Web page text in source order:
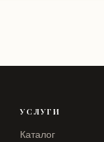
УСЛУГИ
Каталог